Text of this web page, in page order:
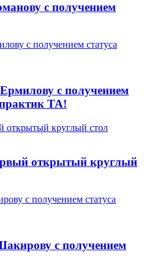
с получением
с получением
ТА!
открытый круглый
с получением